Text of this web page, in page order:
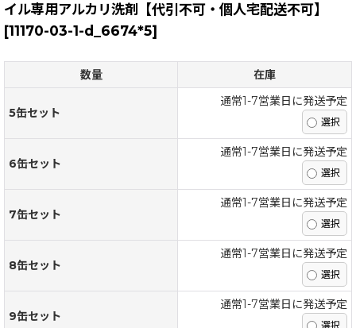
イル専用アルカリ洗剤【代引不可・個人宅配送不可】
[11170-03-1-d_6674*5]
数量 在庫
5缶セット
通常1-7営業日に発送予定
6缶セット
通常1-7営業日に発送予定
7缶セット
通常1-7営業日に発送予定
8缶セット
通常1-7営業日に発送予定
9缶セット
通常1-7営業日に発送予定